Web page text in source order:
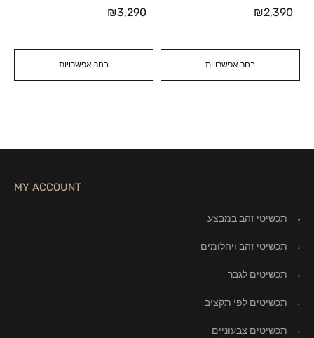
בחר אפשרויות
₪2,390
בחר אפשרויות
₪3,290
MY ACCOUNT
תכשיטי זהב במבצע
תכשיטי זהב ויהלומים
תכשיטים לגבר
תכשיטים לפי תקציב
תכשיטים צבעוניים